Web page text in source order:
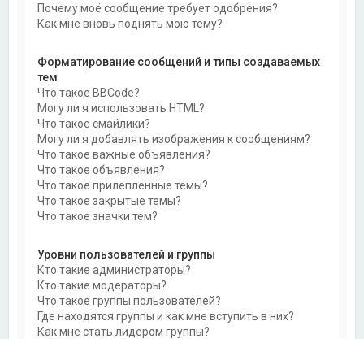
Почему моё сообщение требует одобрения?
Как мне вновь поднять мою тему?
Форматирование сообщений и типы создаваемых
тем
Что такое BBCode?
Могу ли я использовать HTML?
Что такое смайлики?
Могу ли я добавлять изображения к сообщениям?
Что такое важные объявления?
Что такое объявления?
Что такое прилепленные темы?
Что такое закрытые темы?
Что такое значки тем?
Уровни пользователей и группы
Кто такие администраторы?
Кто такие модераторы?
Что такое группы пользователей?
Где находятся группы и как мне вступить в них?
Как мне стать лидером группы?